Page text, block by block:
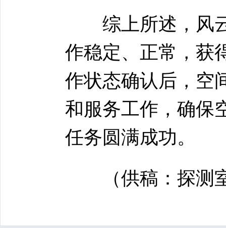
综上所述，风云
作稳定、正常，获
作状态确认后，空
和服务工作，确保
任务圆满成功。
（供稿：探测